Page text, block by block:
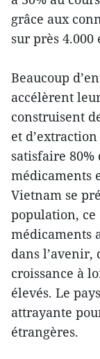
grâce aux
sur près 4.000
Beaucoup
accélèrent
construisent
et
satisfaire 80%
médicaments
Vietnam se
population,
médicaments
dans l’avenir,
croissance à
élevés. Le
attrayante
étrangères.